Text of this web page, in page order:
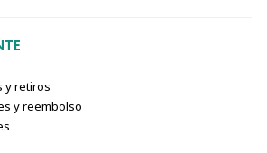
y retiros
y reembolso